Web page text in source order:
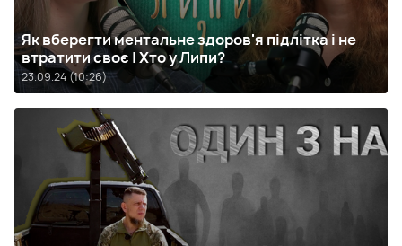
Як вберегти ментальне здоров'я підлітка і не
втратити своє | Хто у Липи?
23.09.24 (10:26)